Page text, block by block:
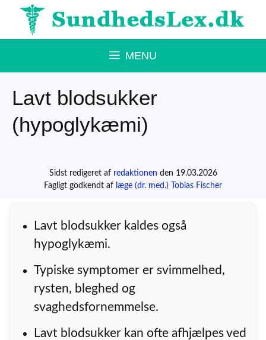
Hop
MENU
Lavt blodsukker
(hypoglykæmi)
Sidst redigeret af redaktionen den 19.03.2026
Fagligt godkendt af læge (dr. med.) Tobias Fischer
Lavt blodsukker kaldes også
hypoglykæmi.
Typiske symptomer er svimmelhed,
rysten, bleghed og
svaghedsfornemmelse.
Lavt blodsukker kan ofte afhjælpes ved